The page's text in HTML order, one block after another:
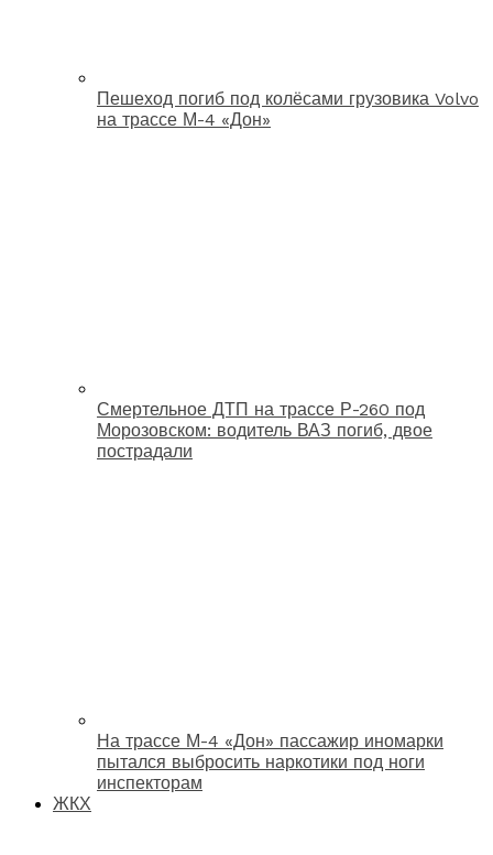
Пешеход погиб под колёсами грузовика Volvo
на трассе М-4 «Дон»
Смертельное ДТП на трассе Р-260 под
Морозовском: водитель ВАЗ погиб, двое
пострадали
На трассе М-4 «Дон» пассажир иномарки
пытался выбросить наркотики под ноги
инспекторам
ЖКХ